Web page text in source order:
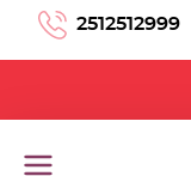
Μετάβαση στο
2512512999